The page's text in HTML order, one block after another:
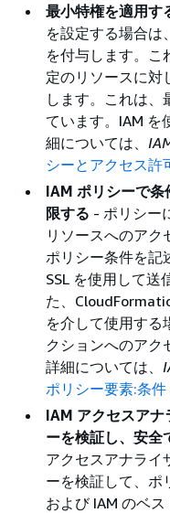
最小特権を適用す
を設定する場合は
を付与します。こ
定のリソースに対
します。これは
ています。IAM を
細については、
シーとアクセス許
IAM ポリシーで
限する - ポリシー
リソースへのアク
ポリシー条件を記
SSL を使用して送
た、
を介して使用する
クションへのアク
詳細については、
ポリシー要素:条件
IAM アクセスア
ーを検証し、安全
アクセスアナライ
ーを検証して、ポ
および IAM のベ